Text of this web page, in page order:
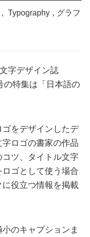
, Typography , グラフ
字デザイン誌
の特集は「日本語の
をデザインしたデ
ロゴの書家の作品
ツ、タイトル文字
ゴとして使う場合
役立つ情報を掲載
のキャプションま